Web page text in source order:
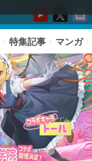
特集記事 マンガ